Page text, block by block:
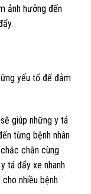
ảnh hưởng đến
yếu tố để đảm
giúp những y tá
từng bệnh nhân
chắn cùng
tá đẩy xe nhanh
nhiều bệnh